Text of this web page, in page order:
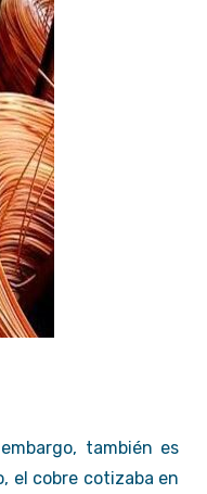
también es
el cobre cotizaba en